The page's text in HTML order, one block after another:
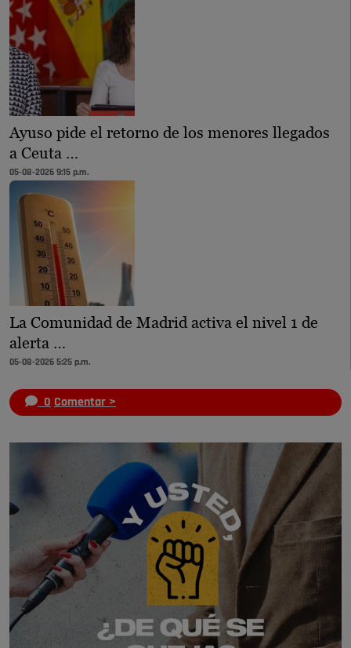
Ayuso pide el retorno de los menores llegados
a Ceuta …
05-08-2026 9:15 p.m.
La Comunidad de Madrid activa el nivel 1 de
alerta …
05-08-2026 5:25 p.m.
0 Comentar >